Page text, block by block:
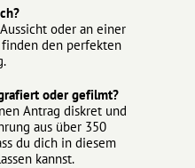
oder an einer
den perfekten
oder gefilmt?
Antrag diskret und
aus über 350
du dich in diesem
kannst.